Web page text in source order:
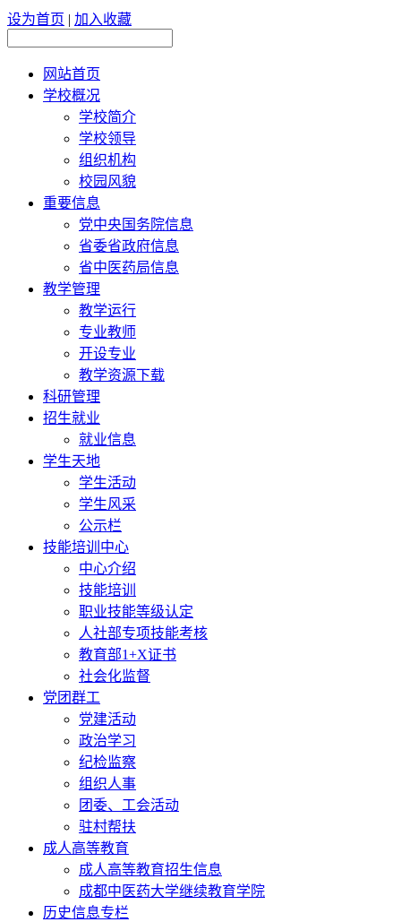
设为首页 | 加入收藏
网站首页
学校概况
学校简介
学校领导
组织机构
校园风貌
重要信息
党中央国务院信息
省委省政府信息
省中医药局信息
教学管理
教学运行
专业教师
开设专业
教学资源下载
科研管理
招生就业
就业信息
学生天地
学生活动
学生风采
公示栏
技能培训中心
中心介绍
技能培训
职业技能等级认定
人社部专项技能考核
教育部1+X证书
社会化监督
党团群工
党建活动
政治学习
纪检监察
组织人事
团委、工会活动
驻村帮扶
成人高等教育
成人高等教育招生信息
成都中医药大学继续教育学院
历史信息专栏